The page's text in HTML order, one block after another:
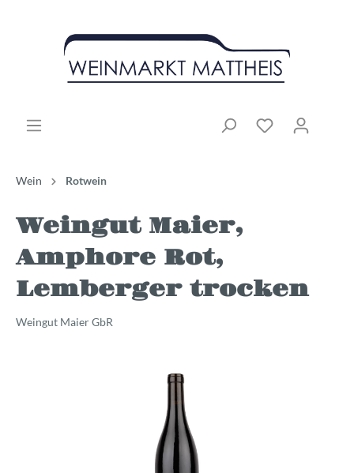
Wein Rotwein
Weingut Maier,
Amphore Rot,
Lemberger trocken
Weingut Maier GbR